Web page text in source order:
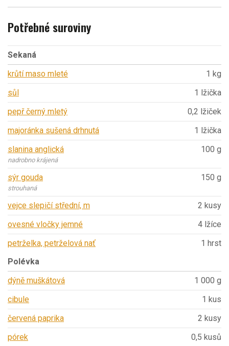
Potřebné suroviny
Sekaná
krůtí maso mleté
1 kg
sůl
1 lžička
pepř černý mletý
0,2 lžiček
majoránka sušená drhnutá
1 lžička
slanina anglická
nadrobno krájená
100 g
sýr gouda
strouhaná
150 g
vejce slepičí střední, m
2 kusy
ovesné vločky jemné
4 lžíce
petrželka, petrželová nať
1 hrst
Polévka
dýně muškátová
1 000 g
cibule
1 kus
červená paprika
2 kusy
pórek
0,5 kusů